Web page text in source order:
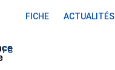
FICHE ACTUALITÉS
FC